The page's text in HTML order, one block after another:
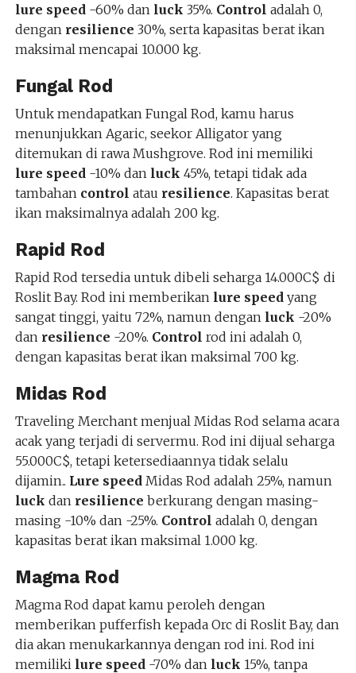
lure speed -60% dan luck 35%. Control adalah 0,
dengan resilience 30%, serta kapasitas berat ikan
maksimal mencapai 10.000 kg.
Fungal Rod
Untuk mendapatkan Fungal Rod, kamu harus
menunjukkan Agaric, seekor Alligator yang
ditemukan di rawa Mushgrove. Rod ini memiliki
lure speed -10% dan luck 45%, tetapi tidak ada
tambahan control atau resilience. Kapasitas berat
ikan maksimalnya adalah 200 kg.
Rapid Rod
Rapid Rod tersedia untuk dibeli seharga 14.000C$ di
Roslit Bay. Rod ini memberikan lure speed yang
sangat tinggi, yaitu 72%, namun dengan luck -20%
dan resilience -20%. Control rod ini adalah 0,
dengan kapasitas berat ikan maksimal 700 kg.
Midas Rod
Traveling Merchant menjual Midas Rod selama acara
acak yang terjadi di servermu. Rod ini dijual seharga
55.000C$, tetapi ketersediaannya tidak selalu
dijamin.. Lure speed Midas Rod adalah 25%, namun
luck dan resilience berkurang dengan masing-
masing -10% dan -25%. Control adalah 0, dengan
kapasitas berat ikan maksimal 1.000 kg.
Magma Rod
Magma Rod dapat kamu peroleh dengan
memberikan pufferfish kepada Orc di Roslit Bay, dan
dia akan menukarkannya dengan rod ini. Rod ini
memiliki lure speed -70% dan luck 15%, tanpa